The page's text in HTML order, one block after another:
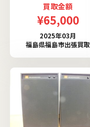
買取金額
¥65,000
2025年03月
福島県福島市出張買取